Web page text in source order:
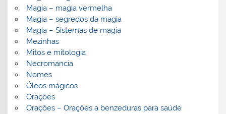
Magia – magia vermelha
Magia – segredos da magia
Magia – Sistemas de magia
Mezinhas
Mitos e mitologia
Necromancia
Nomes
Óleos mágicos
Orações
Orações – Orações a benzeduras para saúde